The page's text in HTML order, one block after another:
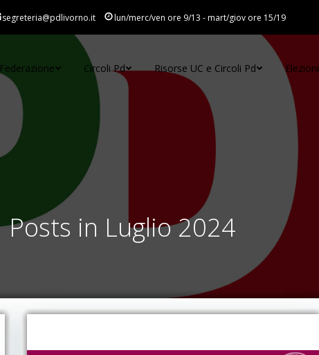
segreteria@pdlivorno.it lun/merc/ven ore 9/13 - mart/giov ore 15/19
Federazione Circoli Pd Risorse UC e Circoli Pd Elezioni
Posts in Luglio 2024